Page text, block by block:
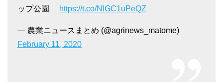
ップ公園
https://t.co/NIGC1uPeQZ
— 農業ニュースまとめ (@agrinews_matome)
February 11, 2020